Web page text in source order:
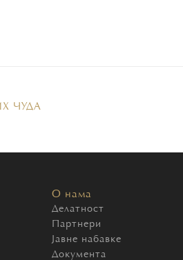
ЧУДA
О нама
Делатност
Партнери
Јавне набавке
Документа